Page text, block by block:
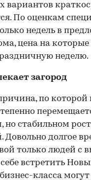
вариантов
По оценкам
недель в
цена на которые
неделю.
загород
по
но стабильном
Довольно долгое
только людей с
встретить
класса